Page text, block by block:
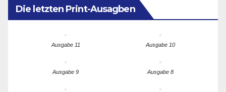
Die letzten Print-Ausagben
Ausgabe 11 Ausgabe 10
Ausgabe 9 Ausgabe 8